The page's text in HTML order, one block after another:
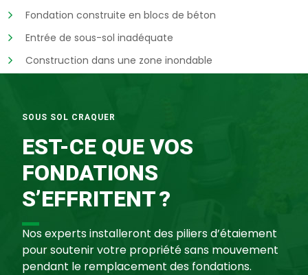
Fondation construite en blocs de béton
Entrée de sous-sol inadéquate
Construction dans une zone inondable
SOUS SOL CRAQUER
EST-CE QUE VOS
FONDATIONS
S’EFFRITENT ?
Nos experts installeront des piliers d’étaiement
pour soutenir votre propriété sans mouvement
pendant le remplacement des fondations.